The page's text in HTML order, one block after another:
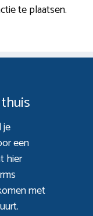
te plaatsen.
een
hier
met